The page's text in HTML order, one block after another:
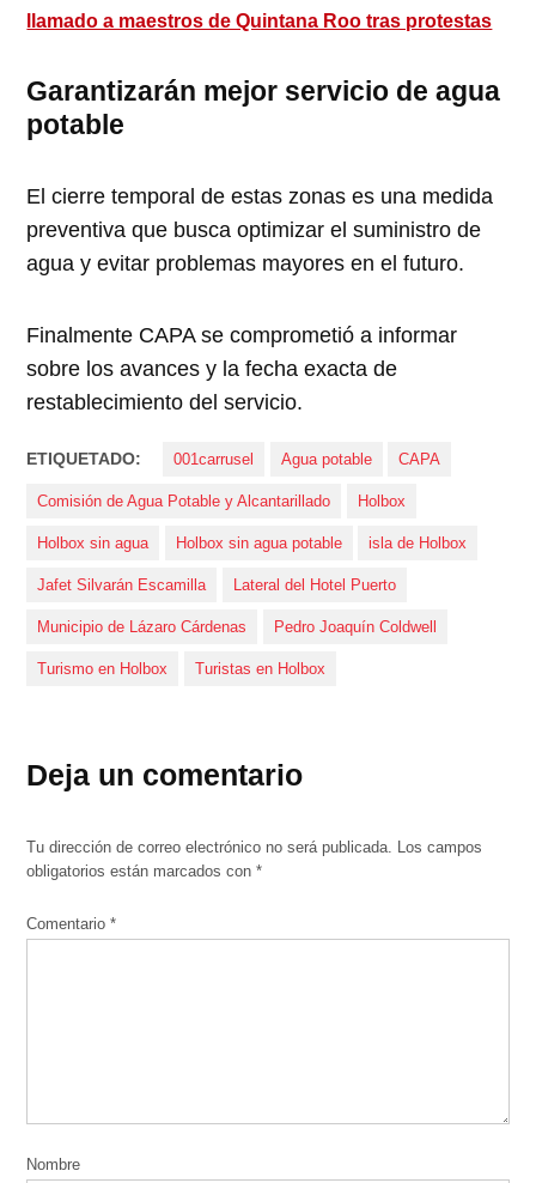
llamado a maestros de Quintana Roo tras protestas
Garantizarán mejor servicio de agua
potable
El cierre temporal de estas zonas es una medida
preventiva que busca optimizar el suministro de
agua y evitar problemas mayores en el futuro.
Finalmente CAPA se comprometió a informar
sobre los avances y la fecha exacta de
restablecimiento del servicio.
ETIQUETADO: 001carrusel Agua potable CAPA
Comisión de Agua Potable y Alcantarillado Holbox
Holbox sin agua Holbox sin agua potable isla de Holbox
Jafet Silvarán Escamilla Lateral del Hotel Puerto
Municipio de Lázaro Cárdenas Pedro Joaquín Coldwell
Turismo en Holbox Turistas en Holbox
Deja un comentario
Tu dirección de correo electrónico no será publicada.
Los campos
obligatorios están marcados con*
Comentario*
Nombre